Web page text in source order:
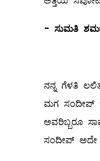
- ಸುಮತಿ
ನನ್ನ ಗೆಳತಿ
ಮಗ ಸಂದೀಪ್‌
ಅವರಿಬ್ಬರೂ
ಸಂದೀಪ್‌ ಅದೇ